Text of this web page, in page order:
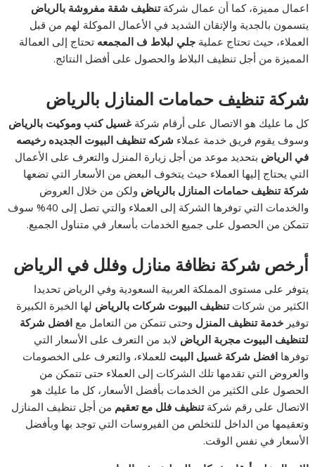
اعمال مميزة، كما أن عمال شركةتنظيف شقة مفروشة بالرياض
يتسمون بالجدية والإتقان الشديد في الأعمال الموكلة لهم من قبل
العملاء، حيث تحتاج عمليةجلي لبلاط ف المجمعه تحتاج إلى العمالة
المميزة من أجل تنظيف البلاط والحصول على أفضل النتائج.
شركة تنظيف حمامات المنازل بالرياض
كل ما عليك هو الاتصال على أرقام شركةغسيل كنب وموكيت بالرياض
وسوف يقوم فريق خدمة عملاء شركه تنظيف البيوت الجديده رخيصه
في الرياض بتحديد موعد من أجل زيارة المنزل والتعرف على الأعمال
التي يحتاج إليها العملاء حيث يتخوف البعض من الأسعار التي تضعها
شركة تنظيف حمامات المنازل بالرياض ولكن من خلال العروض
والخدمات التي توفرها الشركة إلى العملاء والتي تصل إلى 40% سوف
تتمكن من الحصول على جميع الخدمات بأسعار في متناول الجميع.
أرخص شركة نظافة منازل وفلل في الرياض
يتوفر على مستوى المملكة العربية السعودية وفي الرياض تحديدا
الكثير من شركاتتنظيف البيوت شركات بالرياض لها الخبرة الكبيرة
توفيرخدمة تنظيف المنزل وحتى تتمكن من التعامل معافضل شركة
لتنظيف البيوت مجربة الرياض لابد من التعرف على الأسعار التي
توفرهاافضل شركة غسيل البيت للعملاء، والتعرف على الخصومات
والعروض التي تقدمها تلك الشركات إلى العملاء حتى تتمكن من
الحصول على الكثير من الخدمات بأفضل الأسعار، كل ما عليك هو
الاتصال على رقم شركةتنظيف فلل مع تعقيم من أجل تنظيف المنازل
وتعقيمها من الداخل للتخلص من الفيروسات التي توجد بها وبأفضل
الأسعار في نفس الوقت.